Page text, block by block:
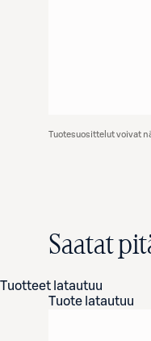
Tuotesuosittelut voivat
Saatat
Tuotteet latautuu
Tuote latautuu